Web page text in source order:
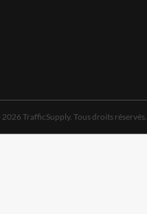
TrafficSupply. Tous droits réservés.